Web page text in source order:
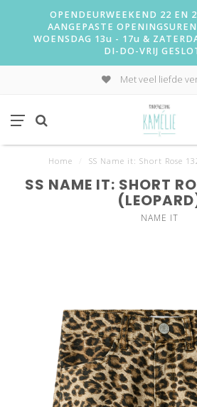
OPENDEURWEEKEND 22 EN
AANGEPASTE
WOENSDAG 13u - 17u &
DI-DO-VRIJ
Met veel liefde
Home SS Name it: Short Rose
SS NAME IT: SHORT
NAME IT